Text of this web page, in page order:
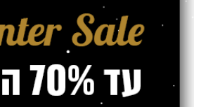
עם תשובות לכל השאלות.
איך בוחרים פרקט לבית – לסיכום: בחירת פרקט
להגיע להחלטה הנכונה ולהנות מפרקט איכותי